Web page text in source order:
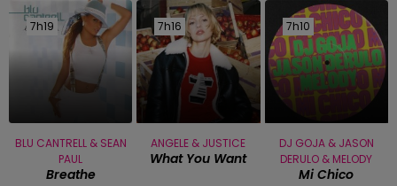
7h19
7h19
BLU CANTRELL & SEAN
PAUL
Breathe
7h16
7h16
ANGELE & JUSTICE
What You Want
7h10
7h10
DJ GOJA & JASON
DERULO & MELODY
Mi Chico